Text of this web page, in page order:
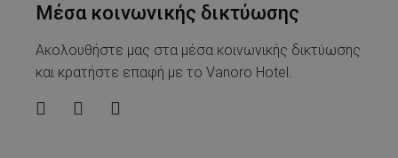
Μέσα κοινωνικής δικτύωσης
Ακολουθήστε μας στα μέσα κοινωνικής δικτύωσης
και κρατήστε επαφή με το Vanoro Hotel.